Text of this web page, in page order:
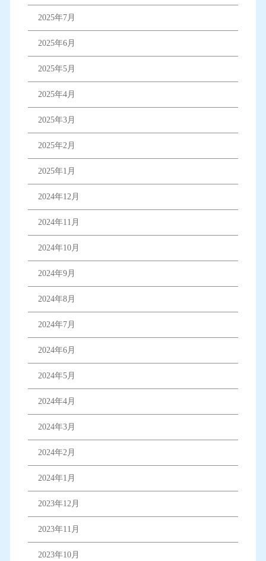
2025年7月
2025年6月
2025年5月
2025年4月
2025年3月
2025年2月
2025年1月
2024年12月
2024年11月
2024年10月
2024年9月
2024年8月
2024年7月
2024年6月
2024年5月
2024年4月
2024年3月
2024年2月
2024年1月
2023年12月
2023年11月
2023年10月